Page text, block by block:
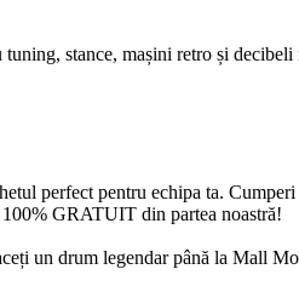
stance, mașini retro și decibeli
perfect pentru echipa ta.
GRATUIT din partea noastră!
un drum legendar până la Mall